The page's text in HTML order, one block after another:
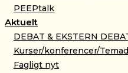
PEEPtalk
Aktuelt
DEBAT & EKSTERN
Kurser/konferencer/
Fagligt nyt